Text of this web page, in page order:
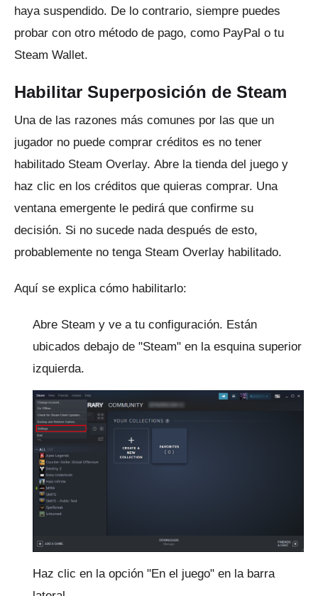
haya suspendido. De lo contrario, siempre puedes
probar con otro método de pago, como PayPal o tu
Steam Wallet.
Habilitar Superposición de Steam
Una de las razones más comunes por las que un
jugador no puede comprar créditos es no tener
habilitado Steam Overlay. Abre la tienda del juego y
haz clic en los créditos que quieras comprar. Una
ventana emergente le pedirá que confirme su
decisión. Si no sucede nada después de esto,
probablemente no tenga Steam Overlay habilitado.
Aquí se explica cómo habilitarlo:
Abre Steam y ve a tu configuración. Están
ubicados debajo de "Steam" en la esquina superior
izquierda.
Haz clic en la opción "En el juego" en la barra